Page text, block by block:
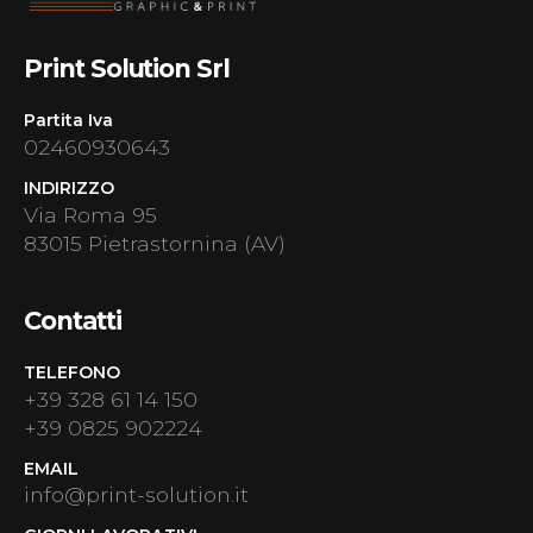
Print Solution Srl
Partita Iva
02460930643
INDIRIZZO
Via Roma 95
83015 Pietrastornina (AV)
Contatti
TELEFONO
+39 328 61 14 150
+39 0825 902224
EMAIL
info@print-solution.it